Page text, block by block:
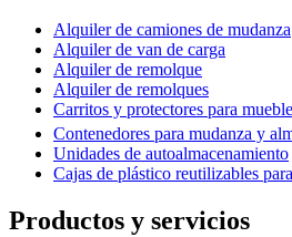
Alquiler de camiones de mudanza
Alquiler de van de carga
Alquiler de remolque
Alquiler de remolques
Carritos y protectores para
Contenedores para mudanza y
Unidades de autoalmacenamiento
Cajas de plástico reutilizables
Productos y servicios